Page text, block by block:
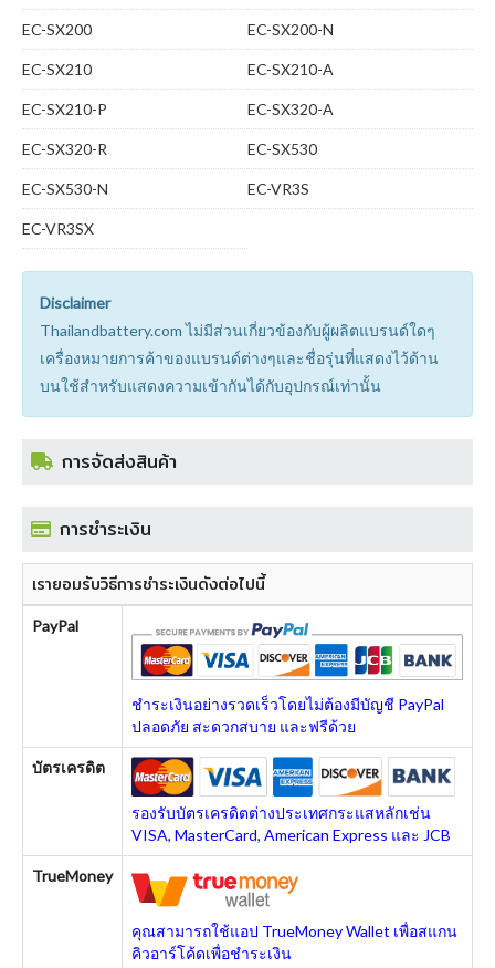
EC-SX200 EC-SX200-N
EC-SX210 EC-SX210-A
EC-SX210-P EC-SX320-A
EC-SX320-R EC-SX530
EC-SX530-N EC-VR3S
EC-VR3SX
Disclaimer
Thailandbattery.com ไม่มีส่วนเกี่ยวข้องกับผู้ผลิตแบรนด์ใดๆ
เครื่องหมายการค้าของแบรนด์ต่างๆและชื่อรุ่นที่แสดงไว้ด้าน
บนใช้สำหรับแสดงความเข้ากันได้กับอุปกรณ์เท่านั้น
การจัดส่งสินค้า
การชำระเงิน
เรายอมรับวิธีการชำระเงินดังต่อไปนี้
PayPal
ชำระเงินอย่างรวดเร็วโดยไม่ต้องมีบัญชี PayPal
ปลอดภัย สะดวกสบาย และฟรีด้วย
บัตรเครดิต
รองรับบัตรเครดิตต่างประเทศกระแสหลักเช่น
VISA, MasterCard, American Express และ JCB
TrueMoney
คุณสามารถใช้แอป TrueMoney Wallet เพื่อสแกน
คิวอาร์โค้ดเพื่อชำระเงิน